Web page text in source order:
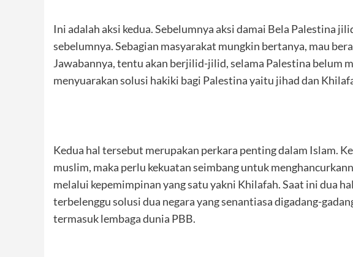
Ini adalah aksi kedua. Sebelumnya aksi damai Bela Palestina
sebelumnya. Sebagian masyarakat mungkin bertanya, mau
Jawabannya, tentu akan berjilid-jilid, selama Palestina belum
menyuarakan solusi hakiki bagi Palestina yaitu jihad dan
Kedua hal tersebut merupakan perkara penting dalam Islam.
muslim, maka perlu kekuatan seimbang untuk
melalui kepemimpinan yang satu yakni Khilafah. Saat ini dua
terbelenggu solusi dua negara yang senantiasa digadang-
termasuk lembaga dunia PBB.